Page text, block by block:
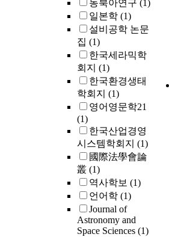
동북아연구 (1)
일본학 (1)
설비공학 논문
집 (1)
한국세라믹학
회지 (1)
한국환경생태
학회지 (1)
영어영문학21
(1)
한국산업경영
시스템학회지 (1)
國際法學會論
叢 (1)
역사학보 (1)
언어학 (1)
Journal of
Astronomy and
Space Sciences (1)